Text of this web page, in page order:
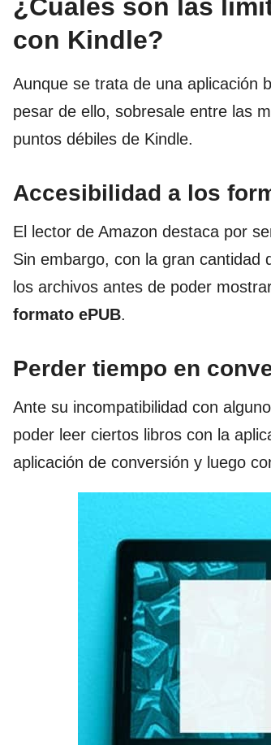
¿Cuáles son las
con Kindle?
Aunque se trata de una aplicación
pesar de ello, sobresale entre las
puntos débiles de Kindle.
Accesibilidad a los
El lector de Amazon destaca por
Sin embargo, con la gran cantidad
los archivos antes de poder
formato ePUB.
Perder tiempo en
Ante su incompatibilidad con
poder leer ciertos libros con la
aplicación de conversión y luego